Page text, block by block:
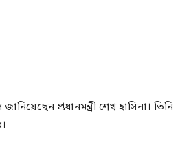
প্রধানমন্ত্রী শেখ হাসিনা। তিনি